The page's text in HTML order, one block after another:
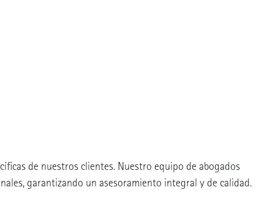
de nuestros clientes. Nuestro equipo de abogados
garantizando un asesoramiento integral y de calidad.